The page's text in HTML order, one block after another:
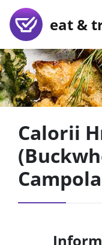
eat &
Calorii